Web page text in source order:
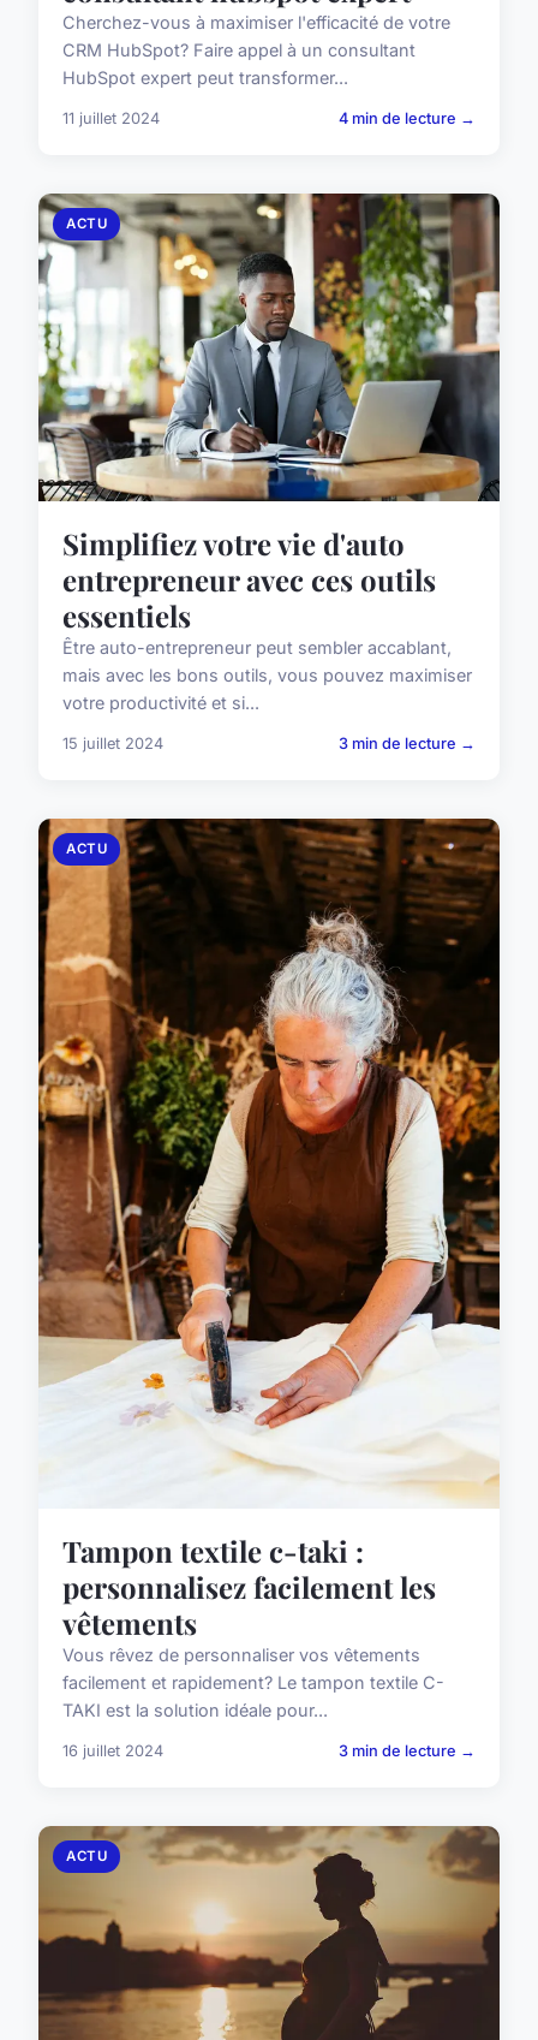
Cherchez-vous à maximiser l'efficacité de votre
CRM HubSpot? Faire appel à un consultant
HubSpot expert peut transformer...
11 juillet 2024 4 min de lecture →
ACTU
Simplifiez votre vie d'auto
entrepreneur avec ces outils
essentiels
Être auto-entrepreneur peut sembler accablant,
mais avec les bons outils, vous pouvez maximiser
votre productivité et si...
15 juillet 2024 3 min de lecture →
ACTU
Tampon textile c-taki :
personnalisez facilement les
vêtements
Vous rêvez de personnaliser vos vêtements
facilement et rapidement? Le tampon textile C-
TAKI est la solution idéale pour...
16 juillet 2024 3 min de lecture →
ACTU